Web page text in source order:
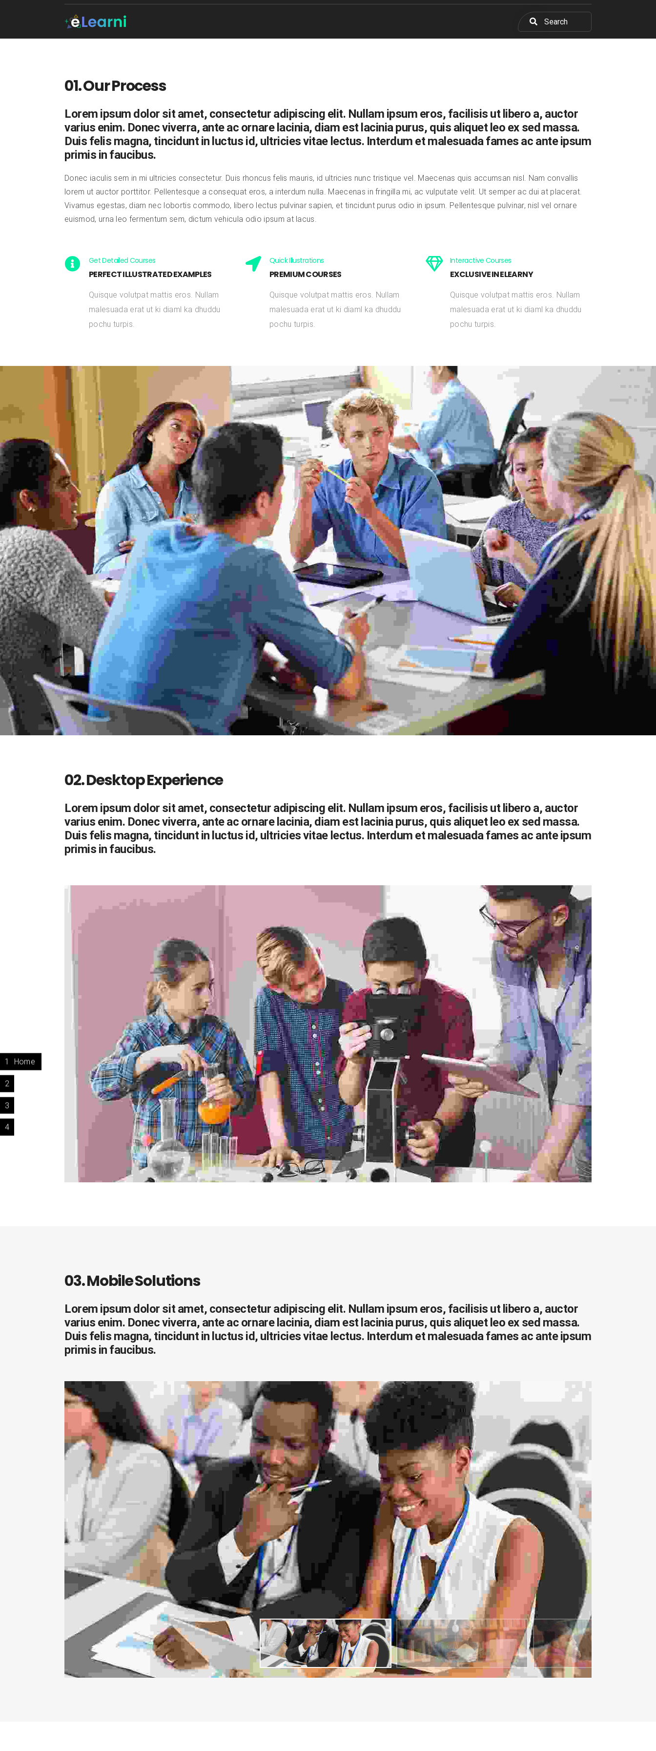
01. Our Process
Lorem ipsum dolor sit amet, consectetur adipiscing elit. Nullam ipsum eros, facilisis ut libero a, auctor
varius enim. Donec viverra, ante ac ornare lacinia, diam est lacinia purus, quis aliquet leo ex sed massa.
Duis felis magna, tincidunt in luctus id, ultricies vitae lectus. Interdum et malesuada fames ac ante ipsum
primis in faucibus.
Donec iaculis sem in mi ultricies consectetur. Duis rhoncus felis mauris, id ultricies nunc tristique vel. Maecenas quis accumsan nisl. Nam convallis
lorem ut auctor porttitor. Pellentesque a consequat eros, a interdum nulla. Maecenas in fringilla mi, ac vulputate velit. Ut semper ac dui at placerat.
Vivamus egestas, diam nec lobortis commodo, libero lectus pulvinar sapien, et tincidunt purus odio in ipsum. Pellentesque pulvinar, nisl vel ornare
euismod, urna leo fermentum sem, dictum vehicula odio ipsum at lacus.
Get Detailed Courses
PERFECT ILLUSTRATED EXAMPLES
Quisque volutpat mattis eros. Nullam
malesuada erat ut ki diaml ka dhuddu
pochu turpis.
Quick Illustrations
PREMIUM COURSES
Quisque volutpat mattis eros. Nullam
malesuada erat ut ki diaml ka dhuddu
pochu turpis.
Interactive Courses
EXCLUSIVE IN ELEARNY
Quisque volutpat mattis eros. Nullam
malesuada erat ut ki diaml ka dhuddu
pochu turpis.
02. Desktop Experience
Lorem ipsum dolor sit amet, consectetur adipiscing elit. Nullam ipsum eros, facilisis ut libero a, auctor
varius enim. Donec viverra, ante ac ornare lacinia, diam est lacinia purus, quis aliquet leo ex sed massa.
Duis felis magna, tincidunt in luctus id, ultricies vitae lectus. Interdum et malesuada fames ac ante ipsum
primis in faucibus.
03. Mobile Solutions
Lorem ipsum dolor sit amet, consectetur adipiscing elit. Nullam ipsum eros, facilisis ut libero a, auctor
varius enim. Donec viverra, ante ac ornare lacinia, diam est lacinia purus, quis aliquet leo ex sed massa.
Duis felis magna, tincidunt in luctus id, ultricies vitae lectus. Interdum et malesuada fames ac ante ipsum
primis in faucibus.
1 Home
2
3
4